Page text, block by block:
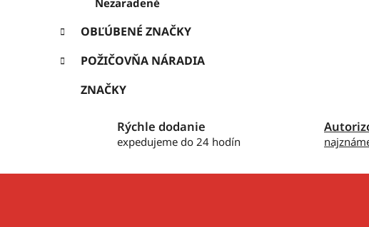
Nezaradené
OBĽÚBENÉ ZNAČKY
POŽIČOVŇA NÁRADIA
ZNAČKY
Rýchle dodanie
expedujeme do 24 hodín